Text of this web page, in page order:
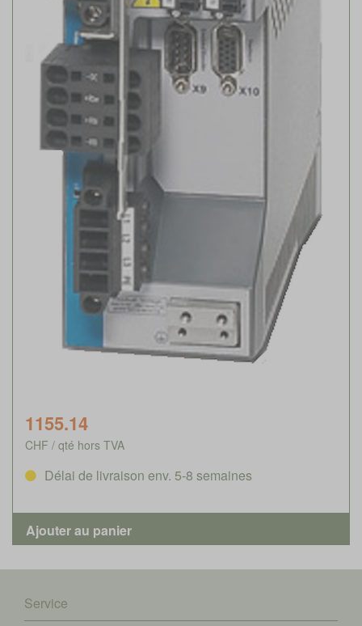
1155.14
CHF / qté hors TVA
Délai de livraison env. 5-8 semaines
Service